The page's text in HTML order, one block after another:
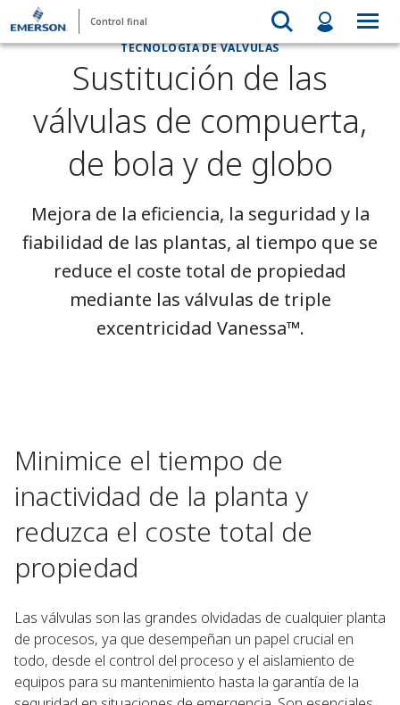
Control final
TECNOLOGÍA DE VÁLVULAS
Sustitución de las
válvulas de compuerta,
de bola y de globo
Mejora de la eficiencia, la seguridad y la
fiabilidad de las plantas, al tiempo que se
reduce el coste total de propiedad
mediante las válvulas de triple
excentricidad Vanessa™.
Minimice el tiempo de
inactividad de la planta y
reduzca el coste total de
propiedad
Las válvulas son las grandes olvidadas de cualquier planta
de procesos, ya que desempeñan un papel crucial en
todo, desde el control del proceso y el aislamiento de
equipos para su mantenimiento hasta la garantía de la